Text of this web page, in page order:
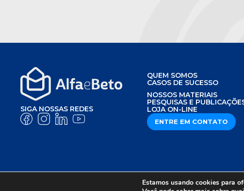
SIGA NOSSAS REDES
QUEM SOMOS
CASOS DE SUCESSO
NOSSOS MATERIAIS
PESQUISAS E
LOJA ON-LINE
ENTRE EM CONTATO
AVISO DE PRIVACIDADE POLÍTICA DE
Estamos usando cookies para